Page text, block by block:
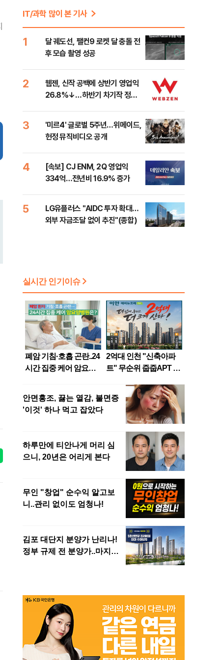
IT/과학 많이 본 기사
1
달 궤도선, 팰컨9 로켓 달 충돌 전
후 모습 촬영 성공
2
웹젠, 신작 공백에 상반기 영업익
26.8%↓…하반기 차기작 정보
3
'미르4' 글로벌 5주년…위메이드,
헌정 뮤직비디오 공개
4
[속보] CJ ENM, 2Q 영업익
334억…전년비 16.9% 증가
5
LG유플러스 "AIDC 투자 확대…
외부 자금조달 없이 추진"(종합)